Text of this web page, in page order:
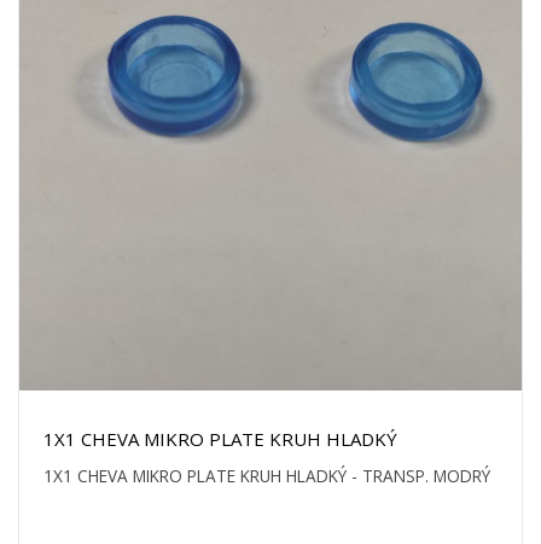
1X1 CHEVA MIKRO PLATE KRUH HLADKÝ
1X1 CHEVA MIKRO PLATE KRUH HLADKÝ - TRANSP. MODRÝ